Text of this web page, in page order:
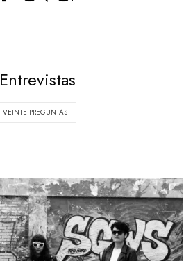
Entrevistas
VEINTE PREGUNTAS